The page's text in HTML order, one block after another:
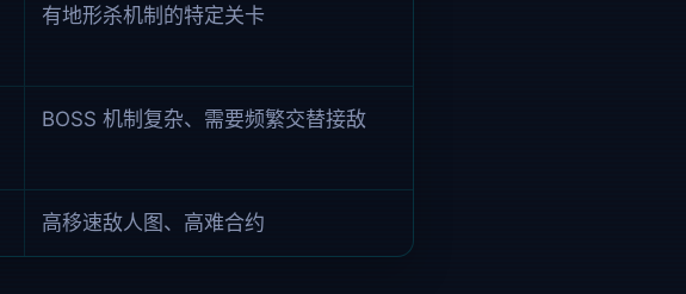
有地形杀机制的特定关卡
BOSS 机制复杂、需要频繁交替接敌
高移速敌人图、高难合约